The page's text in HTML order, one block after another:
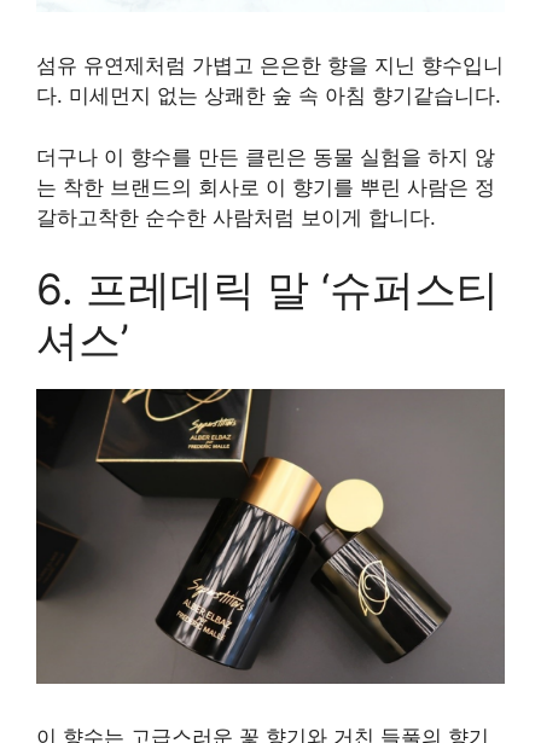
섬유 유연제처럼 가볍고 은은한 향을 지닌 향수입니
다. 미세먼지 없는 상쾌한 숲 속 아침 향기같습니다.
더구나 이 향수를 만든 클린은 동물 실험을 하지 않
는 착한 브랜드의 회사로 이 향기를 뿌린 사람은 정
갈하고착한 순수한 사람처럼 보이게 합니다.
6. 프레데릭 말 ‘슈퍼스티
셔스’
이 향수는 고급스러운 꽃 향기와 거친 들풀의 향기